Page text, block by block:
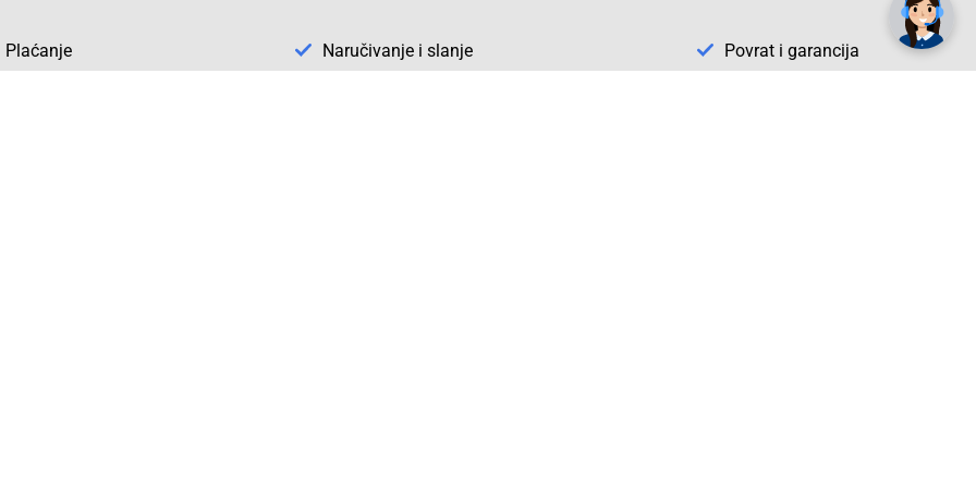
Plaćanje Naručivanje i slanje Povrat i garancija